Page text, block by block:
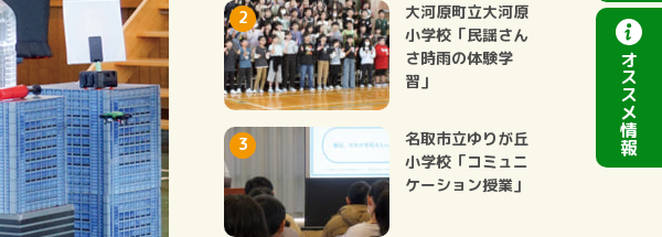
大河原町立大河原
小学校「民謡さん
さ時雨の体験学
習」
名取市立ゆりが丘
小学校「コミュニ
ケーション授業」
オ
ス
ス
メ
情
報